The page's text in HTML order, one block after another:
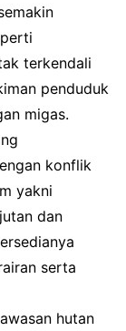
terkendali
penduduk
migas.
konflik
yakni
dan
serta
hutan